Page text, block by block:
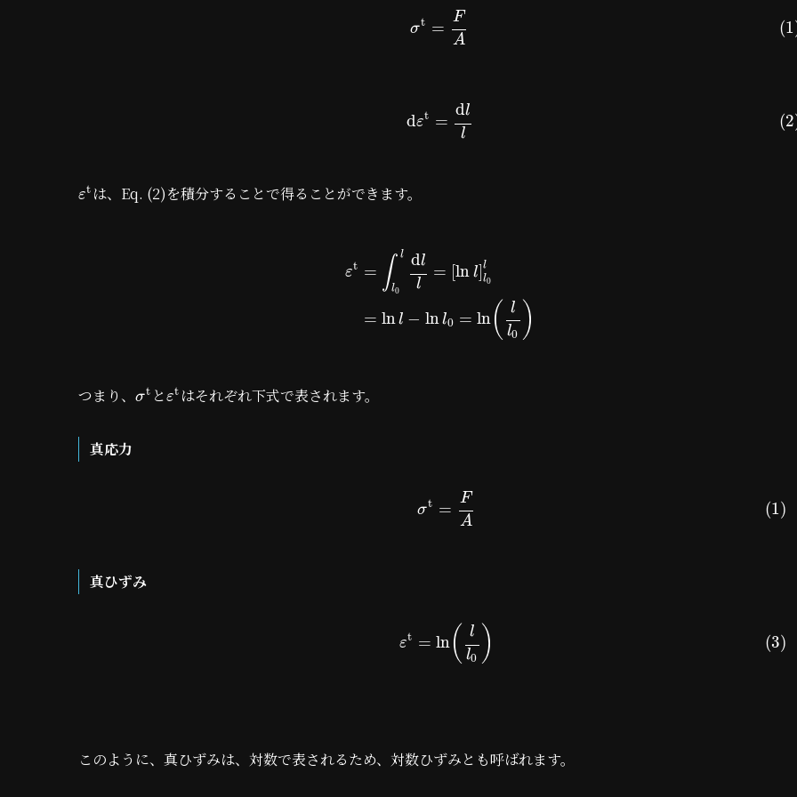
σt =
F
A
dεt =
dl
l
εt は、Eq. (2)を積分することで得ることができます。
εt =
=
∫ l
l0
dl
l
= [ln l]l
l0
lnl − lnl0 = ln(
l
l0 )
つまり、 σt とεt はそれぞれ下式で表されます。
真応力
σt =
F
A
(1)
真ひずみ
εt = ln(
l
l0 ) (3)
このように、真ひずみは、対数で表されるため、対数ひずみとも呼ばれます。